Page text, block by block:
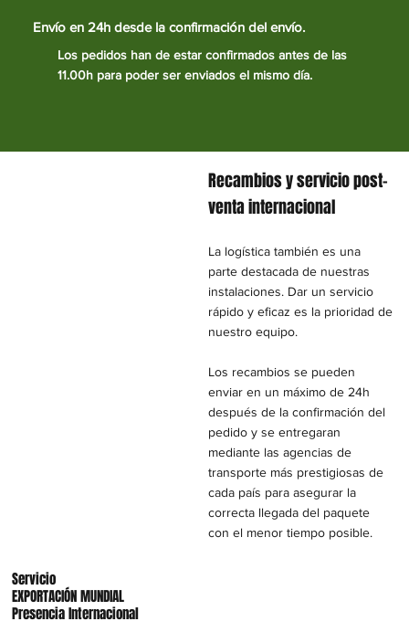
Recambios y servicio post-
venta internacional
La logística también es una
parte destacada de nuestras
instalaciones. Dar un servicio
rápido y eficaz es la prioridad de
nuestro equipo.
Los recambios se pueden
enviar en un máximo de 24h
después de la confirmación del
pedido y se entregaran
mediante las agencias de
transporte más prestigiosas de
cada país para asegurar la
correcta llegada del paquete
con el menor tiempo posible.
Los pedidos han de estar confirmados antes de las
11.00h para poder ser enviados el mismo día.
Envío en 24h desde la confirmación del envío.
Servicio
EXPORTACIÓN MUNDIAL
Presencia Internacional